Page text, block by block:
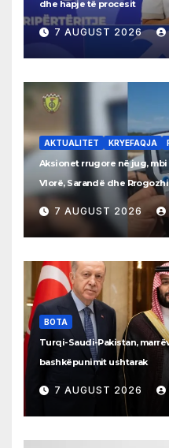
dhe hapje të procesit
7 AUGUST 2026
AKTUALITET KRYEFAQJA
Aksionet rrugore në jug,
Vlorë, Sarandë dhe
7 AUGUST 2026
BOTA
Turqi-Saudi-Pakistan,
bashkëpunimit ushtarak
7 AUGUST 2026